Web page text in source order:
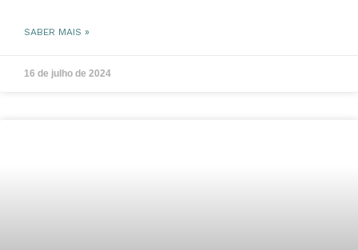
SABER MAIS »
16 de julho de 2024